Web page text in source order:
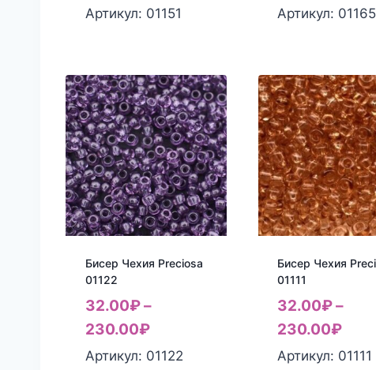
Артикул: 01151 Артикул: 01165
Бисер Чехия Preciosa
01122
32.00₽–
230.00₽
Артикул: 01122
Бисер Чехия
01111
32.00₽–
230.00₽
Артикул: 01111